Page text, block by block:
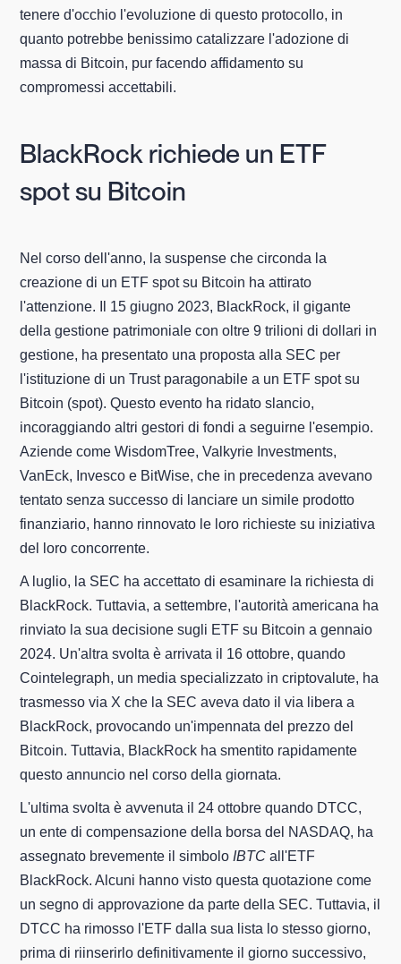
tenere d'occhio l'evoluzione di questo protocollo, in
quanto potrebbe benissimo catalizzare l'adozione di
massa di Bitcoin, pur facendo affidamento su
compromessi accettabili.
BlackRock richiede un ETF
spot su Bitcoin
Nel corso dell'anno, la suspense che circonda la
creazione di un ETF spot su Bitcoin ha attirato
l'attenzione. Il 15 giugno 2023, BlackRock, il gigante
della gestione patrimoniale con oltre 9 trilioni di dollari in
gestione, ha presentato una proposta alla SEC per
l'istituzione di un Trust paragonabile a un ETF spot su
Bitcoin (spot). Questo evento ha ridato slancio,
incoraggiando altri gestori di fondi a seguirne l'esempio.
Aziende come WisdomTree, Valkyrie Investments,
VanEck, Invesco e BitWise, che in precedenza avevano
tentato senza successo di lanciare un simile prodotto
finanziario, hanno rinnovato le loro richieste su iniziativa
del loro concorrente.
A luglio, la SEC ha accettato di esaminare la richiesta di
BlackRock. Tuttavia, a settembre, l'autorità americana ha
rinviato la sua decisione sugli ETF su Bitcoin a gennaio
2024. Un'altra svolta è arrivata il 16 ottobre, quando
Cointelegraph, un media specializzato in criptovalute, ha
trasmesso via X che la SEC aveva dato il via libera a
BlackRock, provocando un'impennata del prezzo del
Bitcoin. Tuttavia, BlackRock ha smentito rapidamente
questo annuncio nel corso della giornata.
L'ultima svolta è avvenuta il 24 ottobre quando DTCC,
un ente di compensazione della borsa del NASDAQ, ha
assegnato brevemente il simboloIBTCall'ETF
BlackRock. Alcuni hanno visto questa quotazione come
un segno di approvazione da parte della SEC. Tuttavia, il
DTCC ha rimosso l'ETF dalla sua lista lo stesso giorno,
prima di riinserirlo definitivamente il giorno successivo,